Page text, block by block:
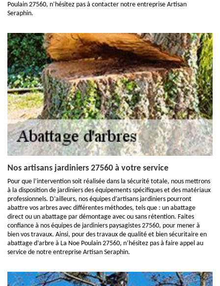
Poulain 27560, n’hésitez pas à contacter notre entreprise Artisan
Seraphin.
Nos artisans jardiniers 27560 à votre service
Pour que l’intervention soit réalisée dans la sécurité totale, nous mettrons
à la disposition de jardiniers des équipements spécifiques et des matériaux
professionnels. D’ailleurs, nos équipes d’artisans jardiniers pourront
abattre vos arbres avec différentes méthodes, tels que : un abattage
direct ou un abattage par démontage avec ou sans rétention. Faites
confiance à nos équipes de jardiniers paysagistes 27560, pour mener à
bien vos travaux. Ainsi, pour des travaux de qualité et bien sécuritaire en
abattage d’arbre à La Noe Poulain 27560, n’hésitez pas à faire appel au
service de notre entreprise Artisan Seraphin.